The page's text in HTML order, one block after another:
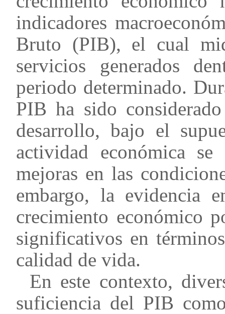
indicadores
Bruto (PIB), el cual
servicios generados
periodo determinado.
PIB ha sido
desarrollo, bajo el
actividad económica se
mejoras en las
embargo, la evidencia
crecimiento económico
significativos en
calidad de vida.
En este contexto,
suficiencia del PIB